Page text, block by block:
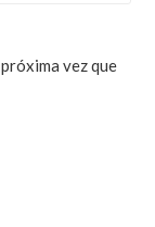
vez que